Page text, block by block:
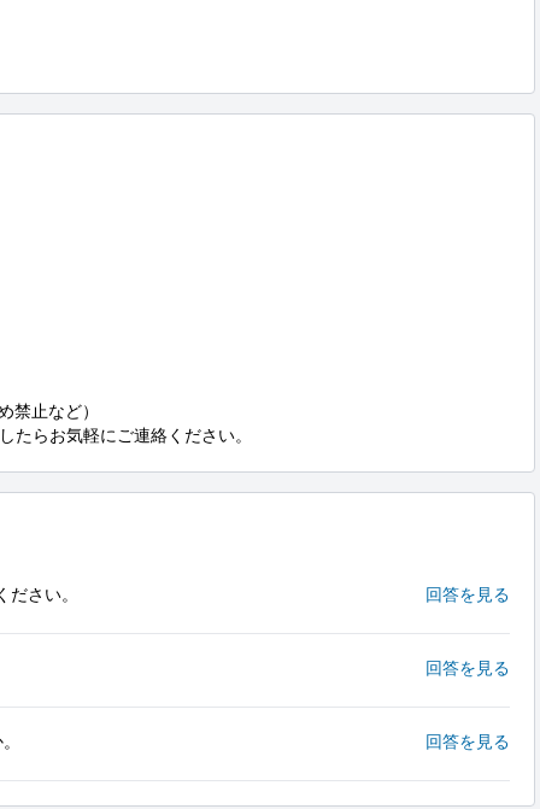
禁止など）
らお気軽にご連絡ください。
さい。 回答を見る
回答を見る
回答を見る